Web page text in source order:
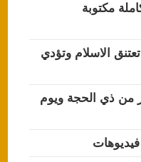
مكتوبة
الاسلام وتؤدي
من ذي الحجة ويوم